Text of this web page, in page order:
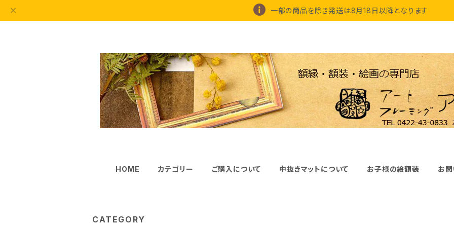
一部の商品を除き発送は8月18日以降となります
HOME カテゴリー ご購入について 中抜きマットについて お子様の絵額装 お
CATEGORY